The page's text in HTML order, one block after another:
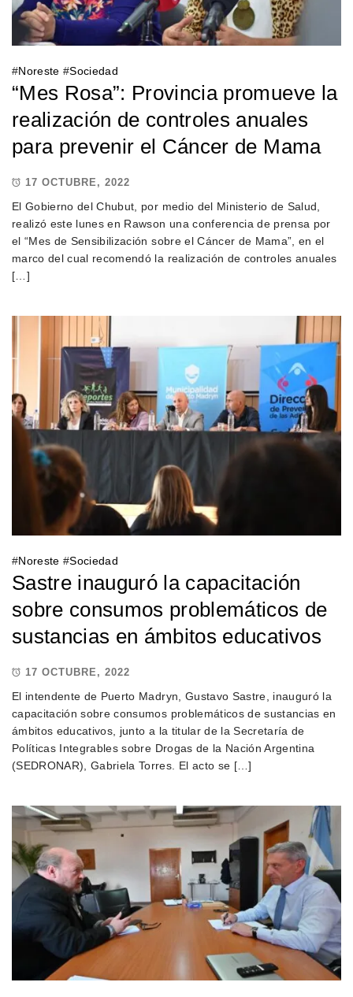
#Noreste #Sociedad
“Mes Rosa”: Provincia promueve la
realización de controles anuales
para prevenir el Cáncer de Mama
17 OCTUBRE, 2022
El Gobierno del Chubut, por medio del Ministerio de Salud,
realizó este lunes en Rawson una conferencia de prensa por
el “Mes de Sensibilización sobre el Cáncer de Mama”, en el
marco del cual recomendó la realización de controles anuales
[…]
#Noreste #Sociedad
Sastre inauguró la capacitación
sobre consumos problemáticos de
sustancias en ámbitos educativos
17 OCTUBRE, 2022
El intendente de Puerto Madryn, Gustavo Sastre, inauguró la
capacitación sobre consumos problemáticos de sustancias en
ámbitos educativos, junto a la titular de la Secretaría de
Políticas Integrables sobre Drogas de la Nación Argentina
(SEDRONAR), Gabriela Torres. El acto se […]